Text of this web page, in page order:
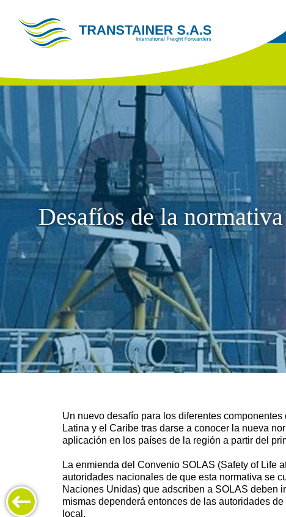
Desafíos de la
Un nuevo desafío para los diferentes
Latina y el Caribe tras darse a conocer la nueva
aplicación en los países de la región a partir del
La enmienda del Convenio SOLAS (Safety of Life
autoridades nacionales de que esta normativa se
Naciones Unidas) que adscriben a SOLAS deben
mismas dependerá entonces de las autoridades
local.